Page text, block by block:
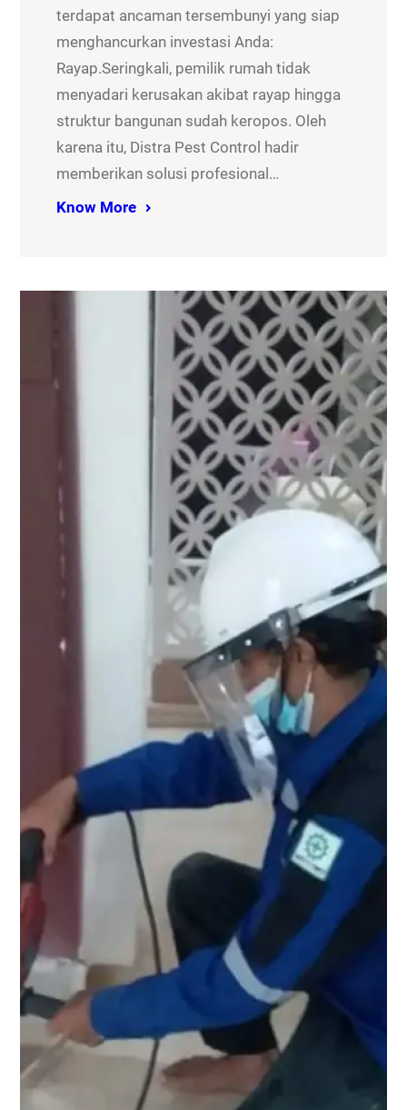
terdapat ancaman tersembunyi yang siap
menghancurkan investasi Anda:
Rayap.Seringkali, pemilik rumah tidak
menyadari kerusakan akibat rayap hingga
struktur bangunan sudah keropos. Oleh
karena itu, Distra Pest Control hadir
memberikan solusi profesional…
Know More